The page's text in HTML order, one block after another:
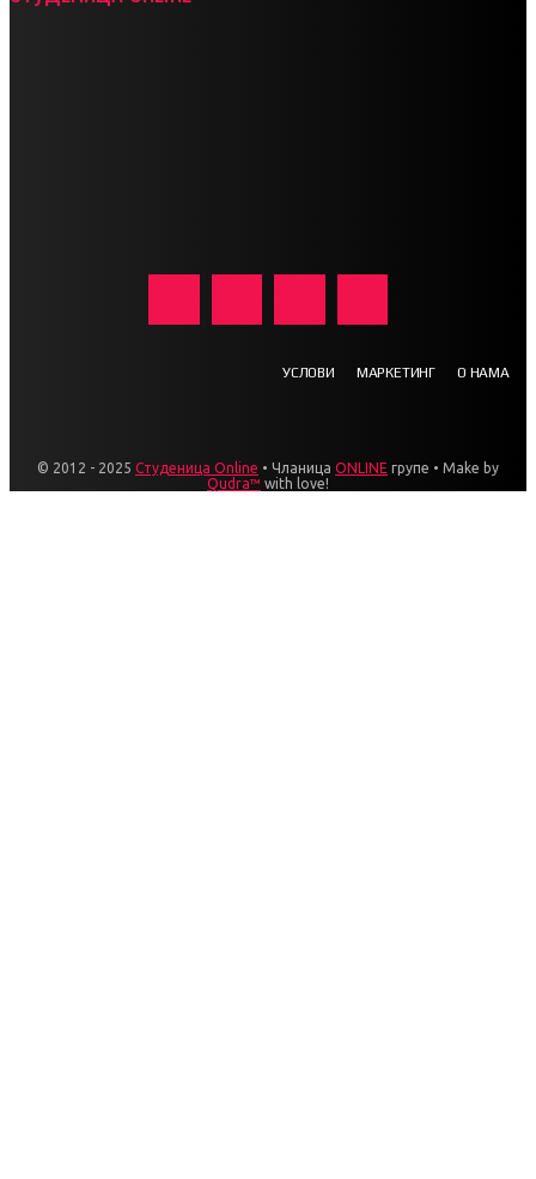
УСЛОВИ МАРКЕТИНГ О НАМА
© 2012 - 2025 Студеница Online • Чланица ONLINE групе • Make by
Qudra™ with love!